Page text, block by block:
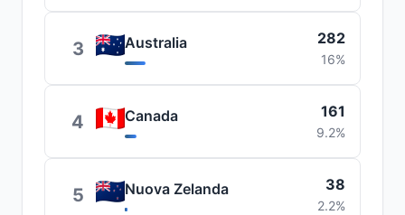
3 Australia 282
16%
4 Canada 161
9.2%
5 Nuova Zelanda 38
2.2%